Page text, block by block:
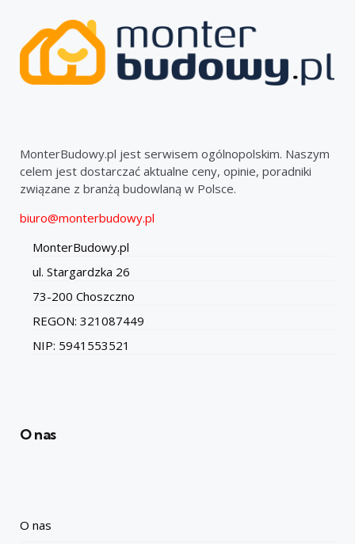
MonterBudowy.pl jest serwisem ogólnopolskim. Naszym
celem jest dostarczać aktualne ceny, opinie, poradniki
związane z branżą budowlaną w Polsce.
biuro@monterbudowy.pl
MonterBudowy.pl
ul. Stargardzka 26
73-200 Choszczno
REGON: 321087449
NIP: 5941553521
O nas
O nas